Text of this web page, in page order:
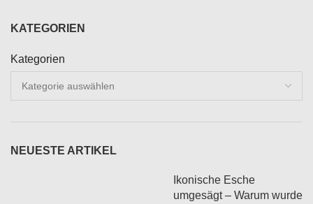
KATEGORIEN
Kategorien
NEUESTE ARTIKEL
Ikonische Esche
umgesägt – Warum wurde